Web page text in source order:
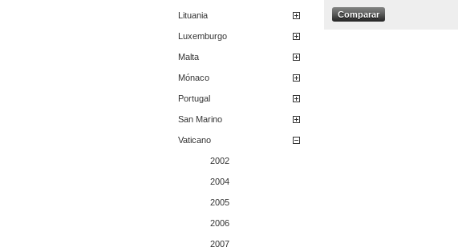
Lituania
Luxemburgo
Malta
Mónaco
Portugal
San Marino
Vaticano
2002
2004
2005
2006
2007